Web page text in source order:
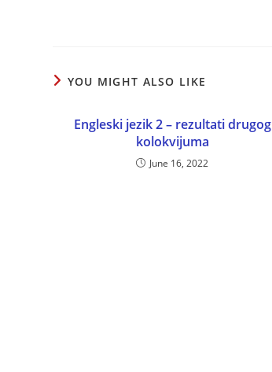
YOU MIGHT ALSO LIKE
Engleski jezik 2 – rezultati drugog
kolokvijuma
June 16, 2022